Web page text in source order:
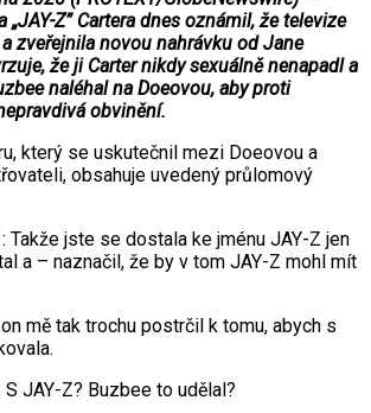
„JAY-Z” Cartera dnes oznámil, že televize
zveřejnila novou nahrávku od Jane
že ji Carter nikdy sexuálně nenapadl a
naléhal na Doeovou, aby proti
obvinění.
který se uskutečnil mezi Doeovou a
obsahuje uvedený průlomový
: Takže jste se dostala ke jménu JAY-Z jen
a – naznačil, že by v tom JAY-Z mohl mít
on mě tak trochu postrčil k tomu, abych s
S JAY-Z? Buzbee to udělal?